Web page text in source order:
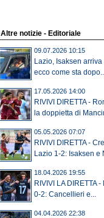
Altre notizie - Editoriale
09.07.2026 10:15
Lazio, Isaksen
ecco come sta
17.05.2026 14:00
RIVIVI DIRETTA -
la doppietta di
05.05.2026 07:07
RIVIVI DIRETTA -
Lazio 1-2: Isaksen e
18.04.2026 19:55
RIVIVI LA DIRETTA
0-2: Cancellieri e...
04.04.2026 22:38